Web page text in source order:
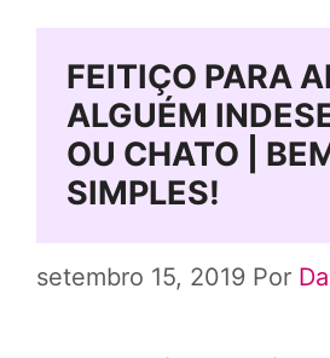
FEITIÇO PARA
ALGUÉM
OU CHATO |
SIMPLES!
setembro 15, 2019 Por